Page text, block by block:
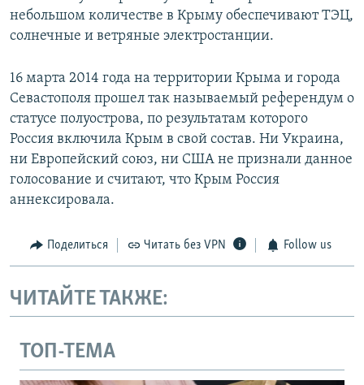
небольшом количестве в Крыму обеспечивают ТЭЦ,
солнечные и ветряные электростанции.
16 марта 2014 года на территории Крыма и города
Севастополя прошел так называемый референдум о
статусе полуострова, по результатам которого
Россия включила Крым в свой состав. Ни Украина,
ни Европейский союз, ни США не признали данное
голосование и считают, что Крым Россия
аннексировала.
Поделиться Читать без VPN Follow us
ЧИТАЙТЕ ТАКЖЕ:
ТОП-ТЕМА